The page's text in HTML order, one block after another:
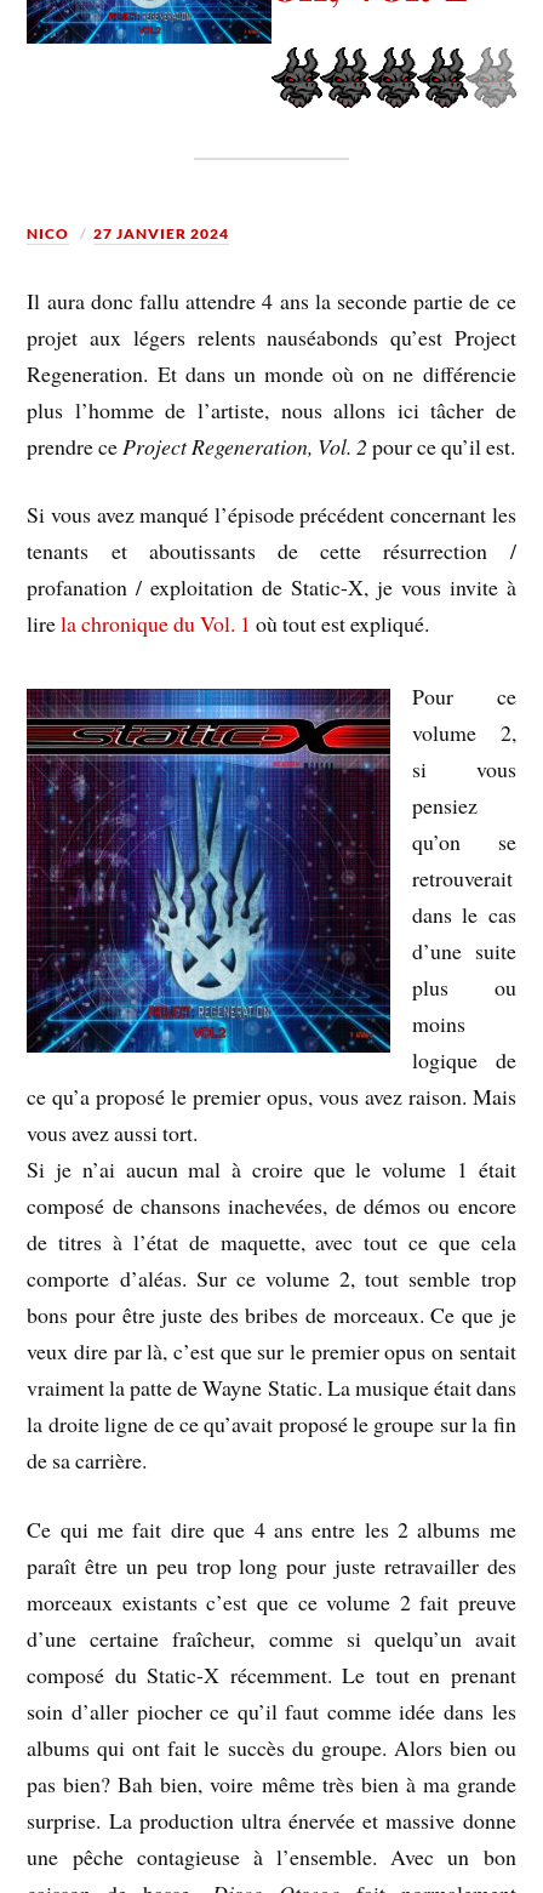
NICO 27 JANVIER 2024
Il aura donc fallu attendre 4 ans la seconde partie de ce
projet aux légers relents nauséabonds qu’est Project
Regeneration. Et dans un monde où on ne différencie
plus l’homme de l’artiste, nous allons ici tâcher de
prendre ce Project Regeneration, Vol. 2 pour ce qu’il est.
Si vous avez manqué l’épisode précédent concernant les
tenants et aboutissants de cette résurrection /
profanation / exploitation de Static-X, je vous invite à
lirela chronique du Vol. 1 où tout est expliqué.
Pour ce
volume 2,
si vous
pensiez
qu’on se
retrouverait
dans le cas
d’une suite
plus ou
moins
logique de
ce qu’a proposé le premier opus, vous avez raison. Mais
vous avez aussi tort.
Si je n’ai aucun mal à croire que le volume 1 était
composé de chansons inachevées, de démos ou encore
de titres à l’état de maquette, avec tout ce que cela
comporte d’aléas. Sur ce volume 2, tout semble trop
bons pour être juste des bribes de morceaux. Ce que je
veux dire par là, c’est que sur le premier opus on sentait
vraiment la patte de Wayne Static. La musique était dans
la droite ligne de ce qu’avait proposé le groupe sur la fin
de sa carrière.
Ce qui me fait dire que 4 ans entre les 2 albums me
paraît être un peu trop long pour juste retravailler des
morceaux existants c’est que ce volume 2 fait preuve
d’une certaine fraîcheur, comme si quelqu’un avait
composé du Static-X récemment. Le tout en prenant
soin d’aller piocher ce qu’il faut comme idée dans les
albums qui ont fait le succès du groupe. Alors bien ou
pas bien? Bah bien, voire même très bien à ma grande
surprise. La production ultra énervée et massive donne
une pêche contagieuse à l’ensemble. Avec un bon